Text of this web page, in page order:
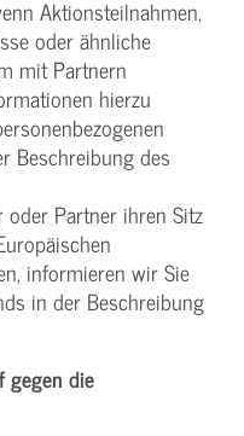
Aktionsteilnahmen,
oder ähnliche
mit Partnern
hierzu
Beschreibung des
Partner ihren Sitz
informieren wir Sie
in der Beschreibung
gegen die